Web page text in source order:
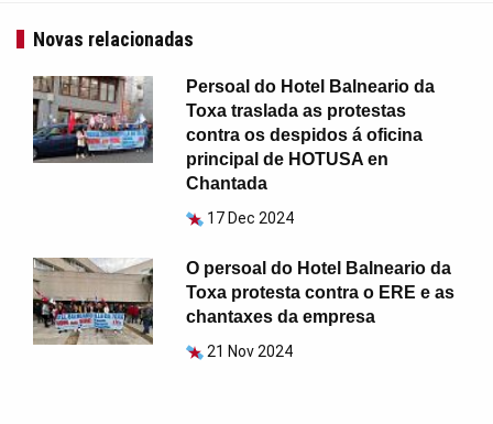
Novas relacionadas
Persoal do Hotel Balneario da
Toxa traslada as protestas
contra os despidos á oficina
principal de HOTUSA en
Chantada
17 Dec 2024
O persoal do Hotel Balneario da
Toxa protesta contra o ERE e as
chantaxes da empresa
21 Nov 2024